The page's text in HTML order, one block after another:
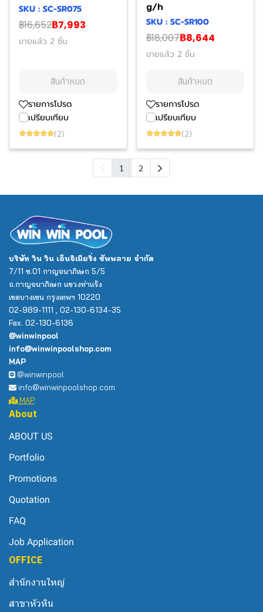
SKU : SC-SR075
฿16,652฿7,993
ขายแล้ว 2 ชิ้น
สินค้าหมด
รายการโปรด
เปรียบเทียบ
(2)
g/h
SKU : SC-SR100
฿18,007฿8,644
ขายแล้ว 2 ชิ้น
สินค้าหมด
รายการโปรด
เปรียบเทียบ
(2)
1 2
บริษัท วิน วิน เอ็นจิเนียริ่ง ซัพพลาย จำกัด
7/11 ซ.01 กาญจนาภิเษก 5/5
ถ.กาญจนาภิเษก แขวงท่าแร้ง
เขตบางเขน กรุงเทพฯ 10220
02-989-1111 , 02-130-6134-35
Fax. 02-130-6136
@winwinpool
info@winwinpoolshop.com
MAP
@winwinpool
info@winwinpoolshop.com
MAP
About
ABOUT US
Portfolio
Promotions
Quotation
FAQ
Job Application
OFFICE
สำนักงานใหญ่
สาขาหัวหิน